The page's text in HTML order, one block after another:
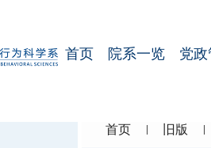
首页 院系一览 党
首页 旧版